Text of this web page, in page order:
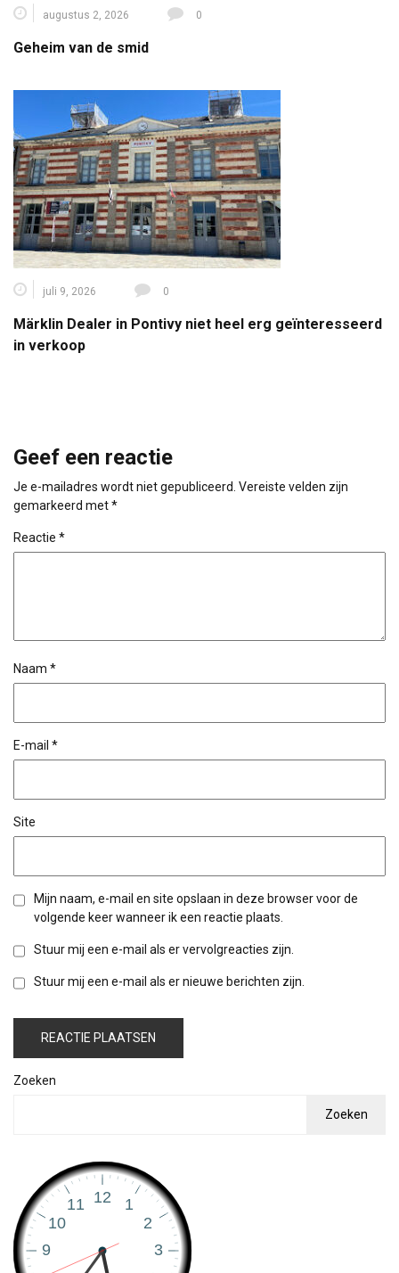
augustus 2, 2026 0
Geheim van de smid
juli 9, 2026 0
Märklin Dealer in Pontivy niet heel erg geïnteresseerd
in verkoop
Geef een reactie
Je e-mailadres wordt niet gepubliceerd. Vereiste velden zijn
gemarkeerd met*
Reactie *
Naam *
E-mail *
Site
Mijn naam, e-mail en site opslaan in deze browser voor de
volgende keer wanneer ik een reactie plaats.
Stuur mij een e-mail als er vervolgreacties zijn.
Stuur mij een e-mail als er nieuwe berichten zijn.
Zoeken
Zoeken